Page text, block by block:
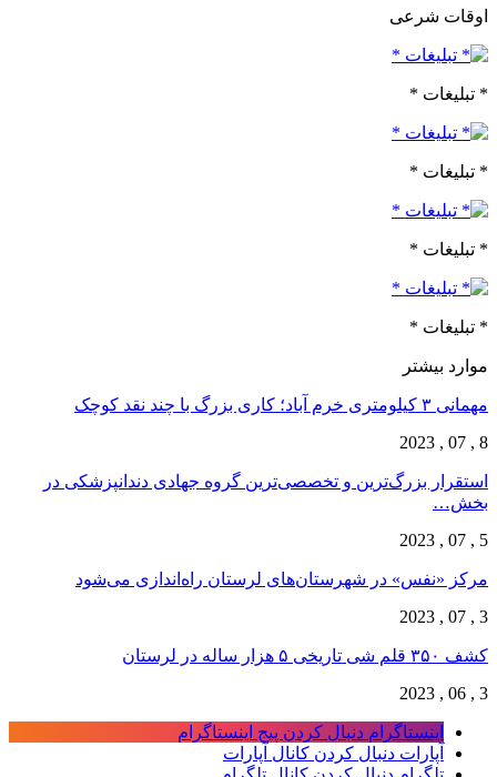
اوقات شرعی
* تبلیغات *
* تبلیغات *
* تبلیغات *
* تبلیغات *
موارد بیشتر
مهمانی ۳ کیلومتری خرم آباد؛ کاری بزرگ با چند نقد کوچک
8 , 07 , 2023
استقرار بزرگ‌ترین و تخصصی‌ترین گروه جهادی دندانپزشکی در
بخش…
5 , 07 , 2023
مرکز «نفس» در شهرستان‌های لرستان راه‌اندازی می‌شود
3 , 07 , 2023
کشف ۳۵۰ قلم شی تاریخی ۵ هزار ساله در لرستان
3 , 06 , 2023
اینستاگرام دنبال کردن پیج اینستاگرام
آپارات دنبال کردن کانال آپارات